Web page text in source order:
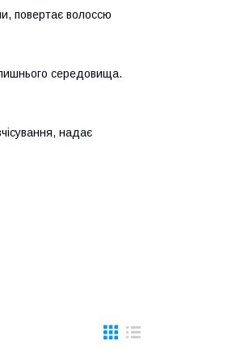
повертає волоссю
середовища.
надає